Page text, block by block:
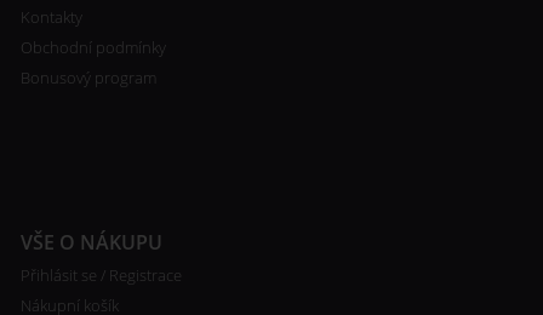
Kontakty
Obchodní podmínky
Bonusový program
VŠE O NÁKUPU
Přihlásit se / Registrace
Nákupní košík